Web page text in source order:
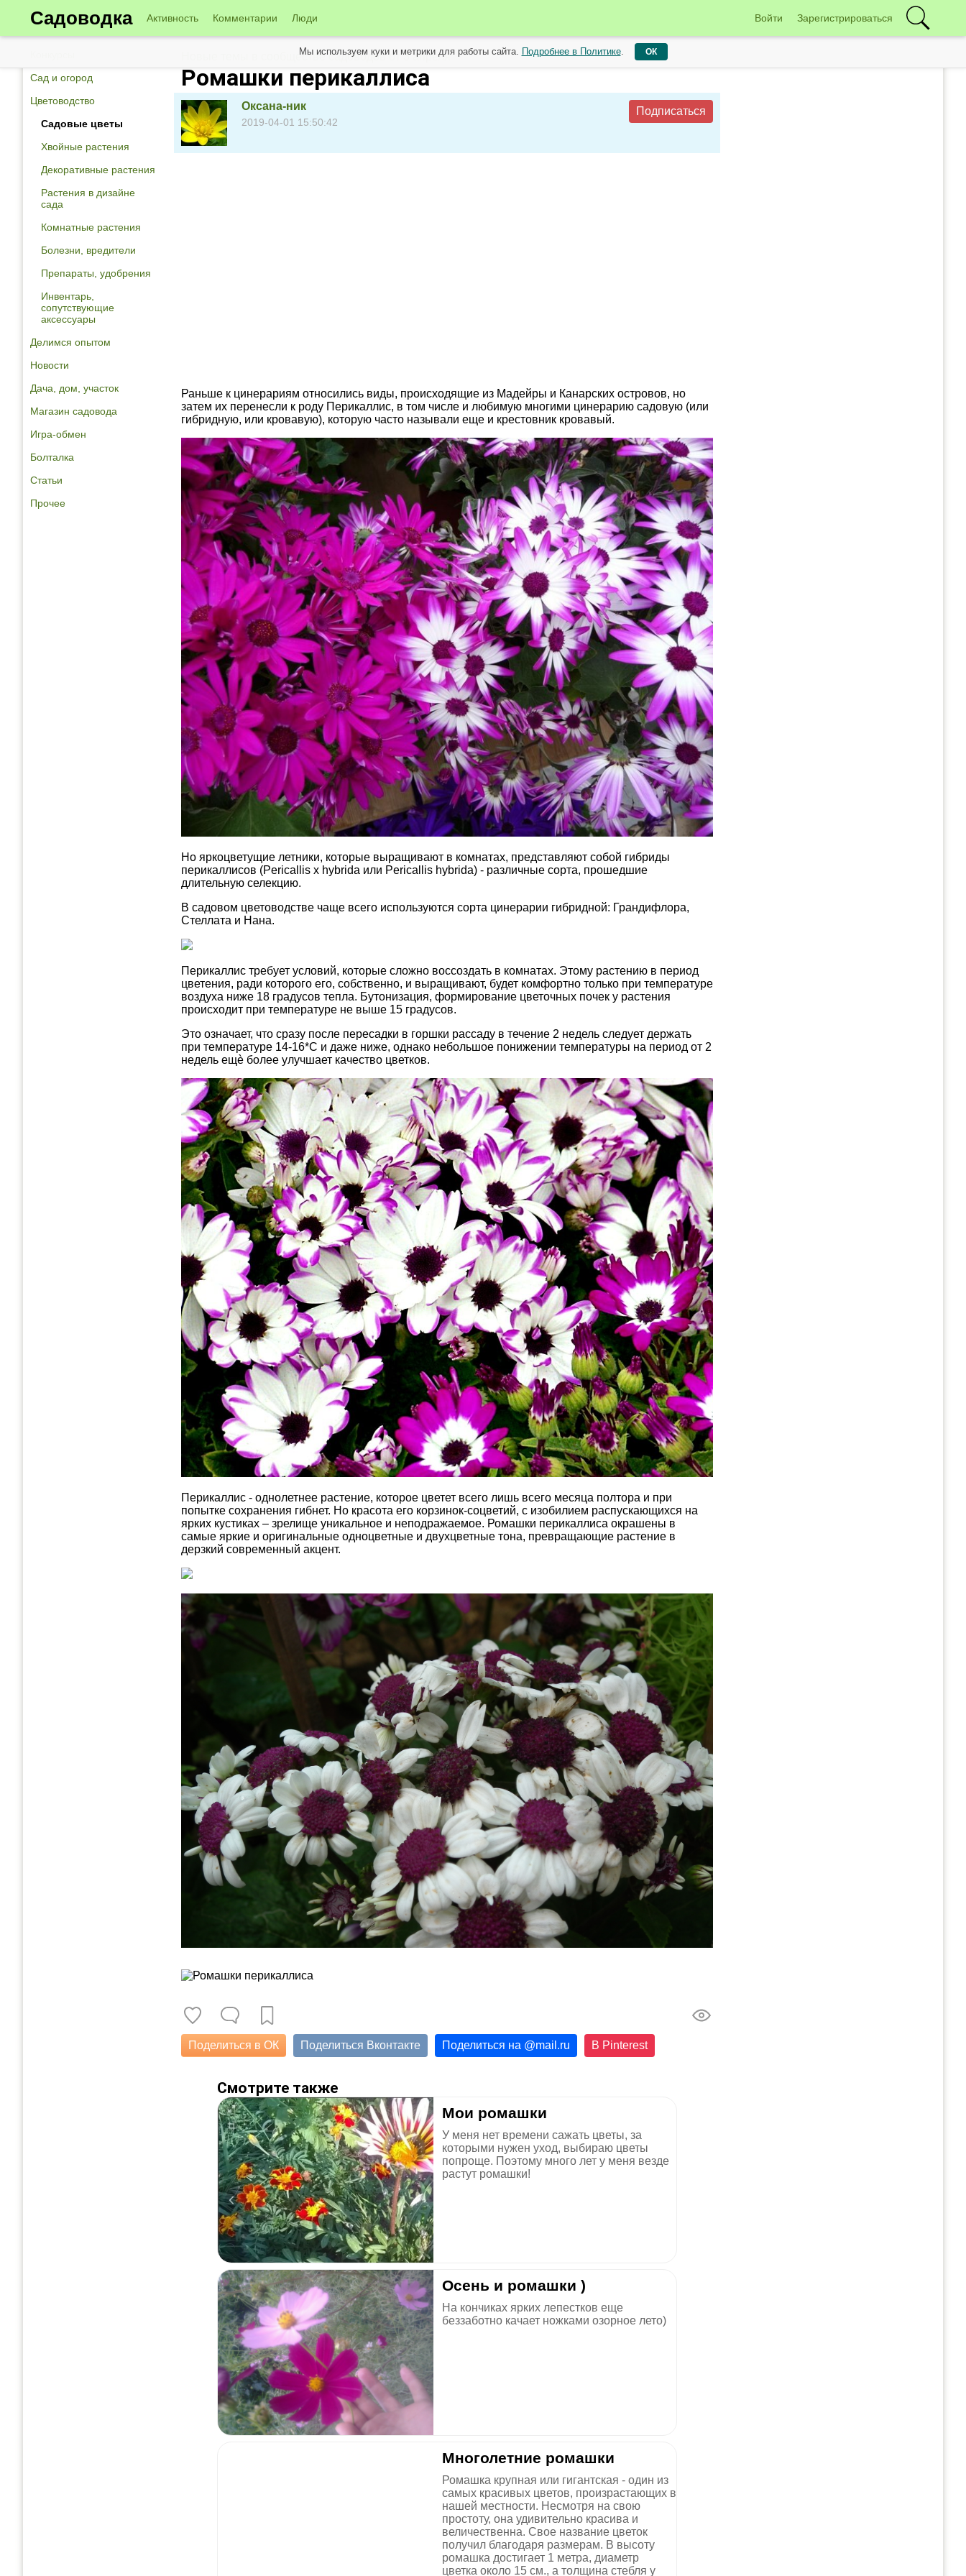
Садоводка Активность Комментарии Люди Войти Зарегистрироваться
Сад и огород
Цветоводство
Садовые цветы
Хвойные растения
Декоративные растения
Растения в дизайне
сада
Комнатные растения
Болезни, вредители
Препараты, удобрения
Инвентарь,
сопутствующие
аксессуары
Делимся опытом
Новости
Дача, дом, участок
Магазин садовода
Игра-обмен
Болталка
Статьи
Прочее
Новые темы в сообществе садоводов от 3 апреля
Ромашки перикаллиса
Оксана-ник
2019-04-01 15:50:42
Подписаться
Раньше к цинерариям относились виды, происходящие из Мадейры и Канарских островов, но
затем их перенесли к роду Перикаллис, в том числе и любимую многими цинерарию садовую (или
гибридную, или кровавую), которую часто называли еще и крестовник кровавый.
Но яркоцветущие летники, которые выращивают в комнатах, представляют собой гибриды
перикаллисов (Pericallis х hybrida или Pericallis hybrida) - различные сорта, прошедшие
длительную селекцию.
В садовом цветоводстве чаще всего используются сорта цинерарии гибридной: Грандифлора,
Стеллата и Нана.
Перикаллис требует условий, которые сложно воссоздать в комнатах. Этому растению в период
цветения, ради которого его, собственно, и выращивают, будет комфортно только при температуре
воздуха ниже 18 градусов тепла. Бутонизация, формирование цветочных почек у растения
происходит при температуре не выше 15 градусов.
Это означает, что сразу после пересадки в горшки рассаду в течение 2 недель следует держать
при температуре 14-16*С и даже ниже, однако небольшое понижении температуры на период от 2
недель ещѐ более улучшает качество цветков.
Перикаллис - однолетнее растение, которое цветет всего лишь всего месяца полтора и при
попытке сохранения гибнет. Но красота его корзинок-соцветий, с изобилием распускающихся на
ярких кустиках – зрелище уникальное и неподражаемое. Ромашки перикаллиса окрашены в
самые яркие и оригинальные одноцветные и двухцветные тона, превращающие растение в
дерзкий современный акцент.
Поделиться в ОК Поделиться Вконтакте Поделиться на @mail.ru В Pinterest
Смотрите также
Мои ромашки
У меня нет времени сажать цветы, за
которыми нужен уход, выбираю цветы
попроще. Поэтому много лет у меня везде
растут ромашки!
Осень и ромашки )
На кончиках ярких лепестков еще
беззаботно качает ножками озорное лето)
Многолетние ромашки
Ромашка крупная или гигантская - один из
самых красивых цветов, произрастающих в
нашей местности. Несмотря на свою
простоту, она удивительно красива и
величественна. Свое название цветок
получил благодаря размерам. В высоту
ромашка достигает 1 метра, диаметр
цветка около 15 см., а толщина стебля у
Мы используем куки и метрики для работы сайта. Подробнее в Политике. ОК